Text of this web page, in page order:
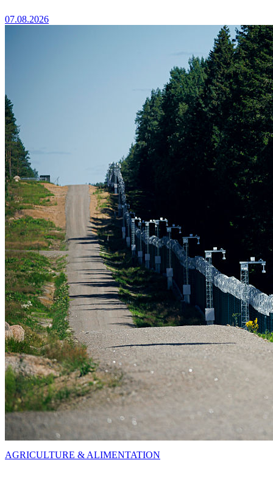
07.08.2026
AGRICULTURE & ALIMENTATION